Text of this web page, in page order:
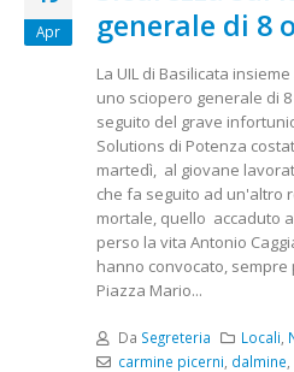
Apr
generale di 8
La UIL di Basilicata
uno sciopero generale di
seguito del grave
Solutions di Potenza
martedì, al giovane
che fa seguito ad un'altro
mortale, quello accaduto
perso la vita Antonio
hanno convocato,
Piazza Mario...
Da Segreteria Locali
carmine picerni dalmine